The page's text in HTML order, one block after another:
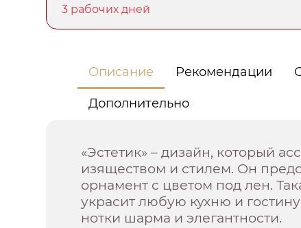
3 рабочих дней
Описание Рекомендации
Дополнительно
«Эстетик» – дизайн, который
изяществом и стилем. Он
орнамент с цветом под лен.
украсит любую кухню и
нотки шарма и элегантности.